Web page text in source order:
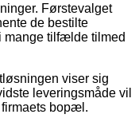
Førstevalget
de bestilte
mange tilfælde tilmed
viser sig
leveringsmåde vil
bopæl.